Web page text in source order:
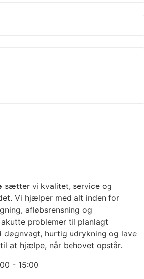
sætter vi kvalitet, service og
Vi hjælper med alt inden for
afløbsrensning og
problemer til planlagt
døgnvagt, hurtig udrykning og lave
at hjælpe, når behovet opstår.
- 15:00